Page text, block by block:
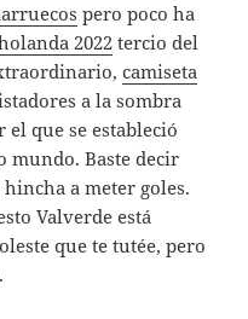
pero poco ha
2022 tercio del
camiseta
a la sombra
que se estableció
mundo. Baste decir
a meter goles.
Valverde está
que te tutée, pero